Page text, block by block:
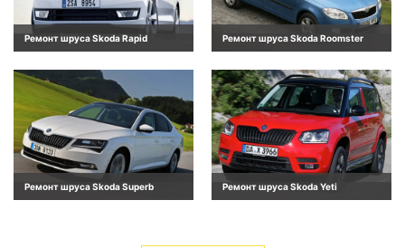
Ремонт шруса Skoda Rapid Ремонт шруса Skoda Roomster
Ремонт шруса Skoda Superb Ремонт шруса Skoda Yeti